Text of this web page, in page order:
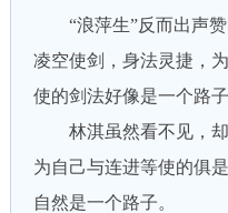
“浪萍生”反而出声赞
凌空使剑，身法灵捷，
使的剑法好像是一个路
林淇虽然看不见，却
为自己与连进等使的俱
自然是一个路子。